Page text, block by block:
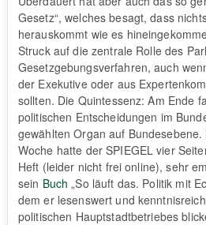
Gesetz“, welches besagt, dass
herauskommt wie es
Struck auf die zentrale Rolle des
Gesetzgebungsverfahren, auch
der Exekutive oder aus
sollten. Die Quintessenz: Am Ende
politischen Entscheidungen im
gewählten Organ auf
Woche hatte der SPIEGEL vier
Heft (leider nicht frei online), sehr
sein Buch „So läuft das. Politik mit
dem er lesenswert und
politischen Hauptstadtbetriebes